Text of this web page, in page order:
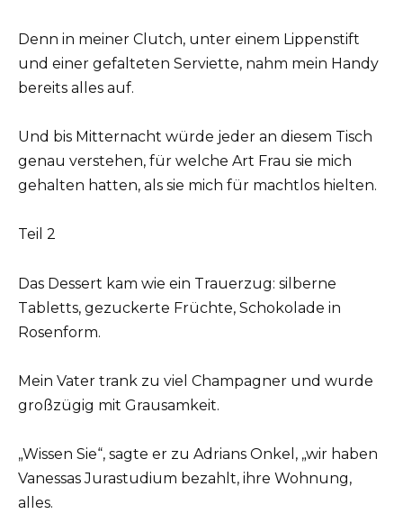
Denn in meiner Clutch, unter einem Lippenstift
und einer gefalteten Serviette, nahm mein Handy
bereits alles auf.
Und bis Mitternacht würde jeder an diesem Tisch
genau verstehen, für welche Art Frau sie mich
gehalten hatten, als sie mich für machtlos hielten.
Teil 2
Das Dessert kam wie ein Trauerzug: silberne
Tabletts, gezuckerte Früchte, Schokolade in
Rosenform.
Mein Vater trank zu viel Champagner und wurde
großzügig mit Grausamkeit.
„Wissen Sie“, sagte er zu Adrians Onkel, „wir haben
Vanessas Jurastudium bezahlt, ihre Wohnung,
alles.